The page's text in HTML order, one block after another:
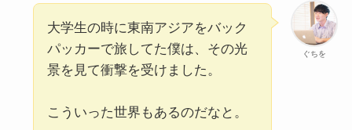
ぐちを
大学生の時に東南アジアをバック
パッカーで旅してた僕は、その光
景を見て衝撃を受けました。
こういった世界もあるのだなと。